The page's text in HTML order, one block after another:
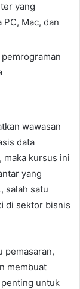
yang
Mac, dan
wawasan
data
maka kursus ini
yang
salah satu
di sektor bisnis
pemasaran,
membuat
untuk